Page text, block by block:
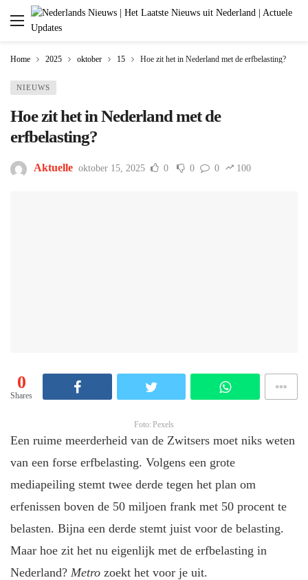
Home 2025 oktober 15 Hoe zit het in Nederland met de erfbelasting?
NIEUWS
Hoe zit het in Nederland met de
erfbelasting?
Aktuelle oktober 15, 2025 0 0 0 100
0
Shares
Foto: Pexels
Een ruime meerderheid van de Zwitsers moet niks weten
van een forse erfbelasting. Volgens een grote
mediapeiling stemt twee derde tegen het plan om
erfenissen boven de 50 miljoen frank met 50 procent te
belasten. Bijna een derde stemt juist voor de belasting.
Maar hoe zit het nu eigenlijk met de erfbelasting in
Nederland? Metrozoekt het voor je uit.